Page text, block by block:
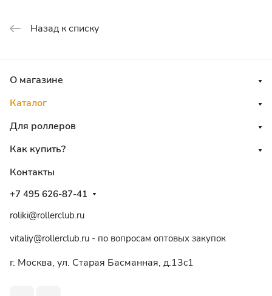
Назад к списку
О магазине
Каталог
Для роллеров
Как купить?
Контакты
+7 495 626-87-41
roliki@rollerclub.ru
vitaliy@rollerclub.ru - по вопросам оптовых закупок
г. Москва, ул. Старая Басманная, д.13c1